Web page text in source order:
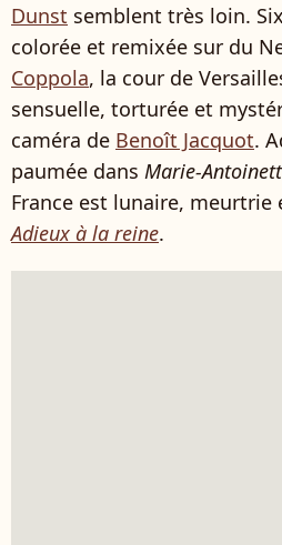
Dunst semblent très loin.
colorée et remixée sur du
Coppola, la cour de
sensuelle, torturée et
caméra de Benoît Jacquot.
paumée dans Marie-
France est lunaire, meurtrie
Adieux à la reine.